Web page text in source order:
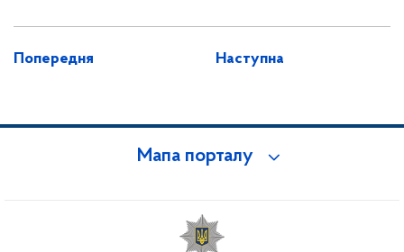
Попередня Наступна
Мапа порталу